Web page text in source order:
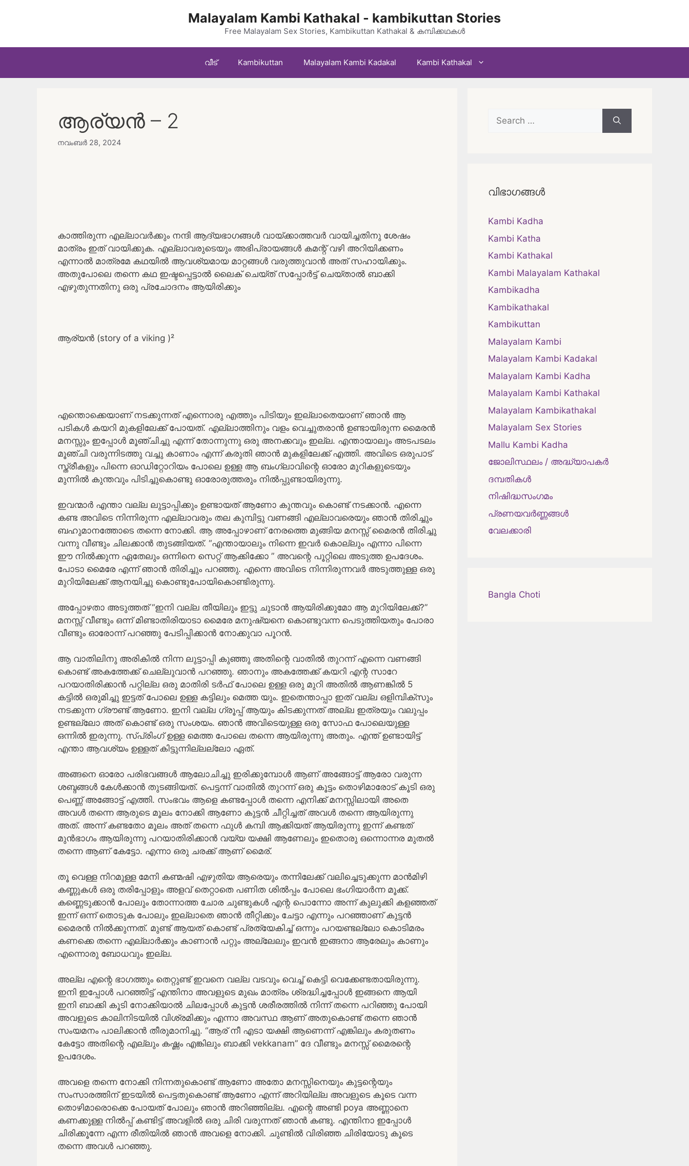
Malayalam Kambi Kathakal - kambikuttan Stories
Free Malayalam Sex Stories, Kambikuttan Kathakal & കമ്പിക്കഥകൾ
വീട് Kambikuttan Malayalam Kambi Kadakal Kambi Kathakal
ആര്യൻ – 2
നവംബർ 28, 2024
കാത്തിരുന്ന എല്ലാവർക്കും നന്ദി ആദ്യഭാഗങ്ങൾ വായ്ക്കാത്തവർ വായിച്ചതിനു ശേഷം
മാത്രം ഇത് വായിക്കുക. എല്ലാവരുടെയും അഭിപ്രായങ്ങൾ കമന്റ്‌ വഴി അറിയിക്കണം
എന്നാൽ മാത്രമേ കഥയിൽ ആവശ്യമായ മാറ്റങ്ങൾ വരുത്തുവാൻ അത് സഹായിക്കും.
അതുപോലെ തന്നെ കഥ ഇഷ്ടപ്പെട്ടാൽ ലൈക്‌ ചെയ്ത് സപ്പോർട്ട് ചെയ്‌താൽ ബാക്കി
എഴുതുന്നതിനു ഒരു പ്രചോദനം ആയിരിക്കും
ആര്യൻ (story of a viking )²
എന്തൊക്കെയാണ് നടക്കുന്നത് എന്നൊരു എത്തും പിടിയും ഇല്ലാതെയാണ് ഞാൻ ആ
പടികൾ കയറി മുകളിലേക്ക് പോയത്. എല്ലാത്തിനും വളം വെച്ചുതരാൻ ഉണ്ടായിരുന്ന മൈരൻ
മനസ്സും ഇപ്പോൾ മൂഞ്ചിച്ചു എന്ന് തോന്നുന്നു ഒരു അനക്കവും ഇല്ല. എന്തായാലും അടപടലം
മൂഞ്ചി വരുന്നിടത്തു വച്ചു കാണാം എന്ന് കരുതി ഞാൻ മുകളിലേക്ക് എത്തി. അവിടെ ഒരുപാട്
സ്ത്രീകളും പിന്നെ ഓഡിറ്റോറിയം പോലെ ഉള്ള ആ ബംഗ്ലാവിന്റെ ഓരോ മുറികളുടെയും
മുന്നിൽ കുന്തവും പിടിച്ചുകൊണ്ടു ഓരോരുത്തരും നിൽപ്പുണ്ടായിരുന്നു.
ഇവന്മാർ എന്താ വല്ല ലുട്ടാപ്പിക്കും ഉണ്ടായത് ആണോ കുന്തവും കൊണ്ട് നടക്കാൻ. എന്നെ
കണ്ട അവിടെ നിന്നിരുന്ന എല്ലാവരും തല കുമ്പിട്ടു വണങ്ങി എല്ലാവരെയും ഞാൻ തിരിച്ചും
ബഹുമാനത്തോടെ തന്നെ നോക്കി. ആ അപ്പോഴാണ് നേരത്തെ മുങ്ങിയ മനസ്സ് മൈരൻ തിരിച്ചു
വന്നു വീണ്ടും ചിലക്കാൻ തുടങ്ങിയത്. “എന്തായാലും നിന്നെ ഇവർ കൊല്ലും എന്നാ പിന്നെ
ഈ നിൽക്കുന്ന ഏതേലും ഒന്നിനെ സെറ്റ് ആക്കിക്കോ ” അവന്റെ പൂറ്റിലെ അടുത്ത ഉപദേശം.
പോടാ മൈരേ എന്ന് ഞാൻ തിരിച്ചും പറഞ്ഞു. എന്നെ അവിടെ നിന്നിരുന്നവർ അടുത്തുള്ള ഒരു
മുറിയിലേക്ക് ആനയിച്ചു കൊണ്ടുപോയികൊണ്ടിരുന്നു.
അപ്പോഴതാ അടുത്തത് “ഇനി വല്ല തീയിലും ഇട്ടു ചുടാൻ ആയിരിക്കുമോ ആ മുറിയിലേക്ക്?”
മനസ്സ് വീണ്ടും ഒന്ന് മിണ്ടാതിരിയാടാ മൈരേ മനുഷ്യനെ കൊണ്ടുവന്ന പെടുത്തിയതും പോരാ
വീണ്ടും ഓരോന്ന് പറഞ്ഞു പേടിപ്പിക്കാൻ നോക്കുവാ പൂറൻ.
ആ വാതിലിനു അരികിൽ നിന്ന ലുട്ടാപ്പി കുഞ്ഞു അതിന്റെ വാതിൽ തുറന്ന് എന്നെ വണങ്ങി
കൊണ്ട് അകത്തേക്ക് ചെല്ലുവാൻ പറഞ്ഞു. ഞാനും അകത്തേക്ക് കയറി എന്റ സാറേ
പറയാതിരിക്കാൻ പറ്റില്ല ഒരു മാതിരി ടർഫ് പോലെ ഉള്ള ഒരു മുറി അതിൽ ആണങ്കിൽ 5
കട്ടിൽ ഒരുമിച്ചു ഇട്ടത് പോലെ ഉള്ള കട്ടിലും മെത്ത യും. ഇതെന്താപ്പാ ഇത് വല്ല ഒളിമ്പിക്സും
നടക്കുന്ന ഗ്രൗണ്ട് ആണോ. ഇനി വല്ല ഗ്രൂപ്പ്‌ ആയും കിടക്കുന്നത് അല്ല ഇത്രയും വലുപ്പം
ഉണ്ടല്ലോ അത് കൊണ്ട് ഒരു സംശയം. ഞാൻ അവിടെയുള്ള ഒരു സോഫ പോലെയുള്ള
ഒന്നിൽ ഇരുന്നു. സ്പ്രിംഗ് ഉള്ള മെത്ത പോലെ തന്നെ ആയിരുന്നു അതും. എന്ത് ഉണ്ടായിട്ട്
എന്താ ആവശ്യം ഉള്ളത് കിട്ടുന്നില്ലല്ലോ ഏത്.
അങ്ങനെ ഓരോ പരിഭവങ്ങൾ ആലോചിച്ചു ഇരിക്കുമ്പോൾ ആണ് അങ്ങോട്ട് ആരോ വരുന്ന
ശബ്ദങ്ങൾ കേൾക്കാൻ തുടങ്ങിയത്. പെട്ടന്ന് വാതിൽ തുറന്ന് ഒരു കൂട്ടം തൊഴിമാരോട് കൂടി ഒരു
പെണ്ണ് അങ്ങോട്ട് എത്തി. സംഭവം ആളെ കണ്ടപ്പോൾ തന്നെ എനിക്ക് മനസ്സിലായി അതെ
അവൾ തന്നെ ആരുടെ മൂലം നോക്കി ആണോ കുട്ടൻ ചീറ്റിച്ചത് അവൾ തന്നെ ആയിരുന്നു
അത്. അന്ന് കണ്ടതോ മൂലം അത് തന്നെ ഫുൾ കമ്പി ആക്കിയത് ആയിരുന്നു ഇന്ന് കണ്ടത്
മുൻഭാഗം ആയിരുന്നു പറയാതിരിക്കാൻ വയ്യ യക്ഷി ആണേലും ഇതൊരു ഒന്നൊന്നര മുതൽ
തന്നെ ആണ് കേട്ടോ. എന്നാ ഒരു ചരക്ക് ആണ് മൈര്.
തൂ വെള്ള നിറമുള്ള മേനി കണ്മഷി എഴുതിയ ആരെയും തന്നിലേക്ക് വലിച്ചെടുക്കുന്ന മാൻമിഴി
കണ്ണുകൾ ഒരു തരിപ്പോളും അളവ് തെറ്റാതെ പണിത ശിൽപ്പം പോലെ ഭംഗിയാർന്ന മൂക്ക്.
കണ്ണെടുക്കാൻ പോലും തോന്നാത്ത ചോര ചുണ്ടുകൾ എന്റ പൊന്നോ അന്ന് കുലുക്കി കളഞ്ഞത്
ഇന്ന് ഒന്ന് തൊടുക പോലും ഇല്ലാതെ ഞാൻ തീറ്റിക്കും ചേട്ടാ എന്നും പറഞ്ഞാണ് കുട്ടൻ
മൈരൻ നിൽക്കുന്നത്. മുണ്ട് ആയത് കൊണ്ട് പ്രത്യേകിച്ച് ഒന്നും പറയണ്ടല്ലോ കൊടിമരം
കണക്കെ തന്നെ എല്ലാർക്കും കാണാൻ പറ്റും അല്ലേലും ഇവൻ ഇങ്ങനാ ആരേലും കാണും
എന്നൊരു ബോധവും ഇല്ല.
അല്ല എന്റെ ഭാഗത്തും തെറ്റുണ്ട് ഇവനെ വല്ല വടവും വെച്ച് കെട്ടി വെക്കേണ്ടതായിരുന്നു.
ഇനി ഇപ്പോൾ പറഞ്ഞിട്ട് എന്തിനാ അവളുടെ മുഖം മാത്രം ശ്രദ്ധിച്ചപ്പോൾ ഇങ്ങനെ ആയി
ഇനി ബാക്കി കൂടി നോക്കിയാൽ ചിലപ്പോൾ കുട്ടൻ ശരീരത്തിൽ നിന്ന് തന്നെ പറിഞ്ഞു പോയി
അവളുടെ കാലിനിടയിൽ വിശ്രമിക്കും എന്നാ അവസ്ഥ ആണ് അതുകൊണ്ട് തന്നെ ഞാൻ
സംയമനം പാലിക്കാൻ തീരുമാനിച്ചു. “ആര് നീ എടാ യക്ഷി ആണെന്ന് എങ്കിലും കരുതണം
കേട്ടോ അതിന്റെ എല്ലും കഷ്ണം എങ്കിലും ബാക്കി vekkanam” ദേ വീണ്ടും മനസ്സ് മൈരന്റെ
ഉപദേശം.
അവളെ തന്നെ നോക്കി നിന്നതുകൊണ്ട് ആണോ അതോ മനസ്സിനെയും കുട്ടന്റെയും
സംസാരത്തിന് ഇടയിൽ പെട്ടതുകൊണ്ട് ആണോ എന്ന് അറിയില്ല അവളുടെ കൂടെ വന്ന
തൊഴിമാരൊക്കെ പോയത് പോലും ഞാൻ അറിഞ്ഞില്ല. എന്റെ അണ്ടി poya അണ്ണാനെ
കണക്കുള്ള നിൽപ്പ് കണ്ടിട്ട് അവളിൽ ഒരു ചിരി വരുന്നത് ഞാൻ കണ്ടു. എന്തിനാ ഇപ്പോൾ
ചിരിക്കൂന്നേ എന്ന രീതിയിൽ ഞാൻ അവളെ നോക്കി. ചുണ്ടിൽ വിരിഞ്ഞ ചിരിയോടു കൂടെ
തന്നെ അവൾ പറഞ്ഞു.
Search
for:
വിഭാഗങ്ങൾ
Kambi Kadha
Kambi Katha
Kambi Kathakal
Kambi Malayalam Kathakal
Kambikadha
Kambikathakal
Kambikuttan
Malayalam Kambi
Malayalam Kambi Kadakal
Malayalam Kambi Kadha
Malayalam Kambi Kathakal
Malayalam Kambikathakal
Malayalam Sex Stories
Mallu Kambi Kadha
ജോലിസ്ഥലം / അദ്ധ്യാപകർ
ദമ്പതികള്‍
നിഷിദ്ധസംഗമം
പ്രണയവർണ്ണങ്ങൾ
വേലക്കാരി
Bangla Choti